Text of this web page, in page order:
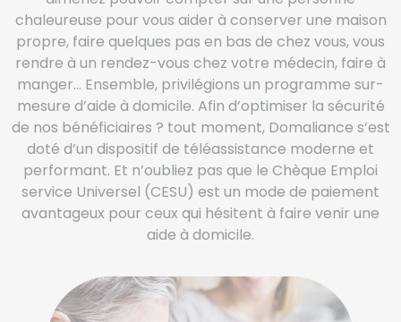
chaleureuse pour vous aider à conserver une maison
propre, faire quelques pas en bas de chez vous, vous
rendre à un rendez-vous chez votre médecin, faire à
manger… Ensemble, privilégions un programme sur-
mesure d’aide à domicile. Afin d’optimiser la sécurité
de nos bénéficiaires ? tout moment, Domaliance s’est
doté d’un dispositif de téléassistance moderne et
performant. Et n’oubliez pas que le Chèque Emploi
service Universel (CESU) est un mode de paiement
avantageux pour ceux qui hésitent à faire venir une
aide à domicile.